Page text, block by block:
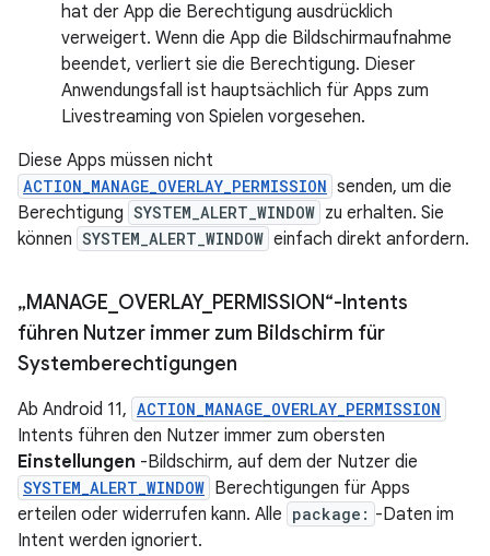
hat der App die Berechtigung ausdrücklich
verweigert. Wenn die App die Bildschirmaufnahme
beendet, verliert sie die Berechtigung. Dieser
Anwendungsfall ist hauptsächlich für Apps zum
Livestreaming von Spielen vorgesehen.
Diese Apps müssen nicht
ACTION_MANAGE_OVERLAY_PERMISSION senden, um die
Berechtigung SYSTEM_ALERT_WINDOW zu erhalten. Sie
können SYSTEM_ALERT_WINDOW einfach direkt anfordern.
„MANAGE OVERLAY_ PERMISSION“-Intents
führen Nutzer immer zum Bildschirm für
Systemberechtigungen
Ab Android 11, ACTION_MANAGE_OVERLAY_PERMISSION
Intents führen den Nutzer immer zum obersten
Einstellungen -Bildschirm, auf dem der Nutzer die
SYSTEM_ALERT_WINDOW Berechtigungen für Apps
erteilen oder widerrufen kann. Alle package: -Daten im
Intent werden ignoriert.